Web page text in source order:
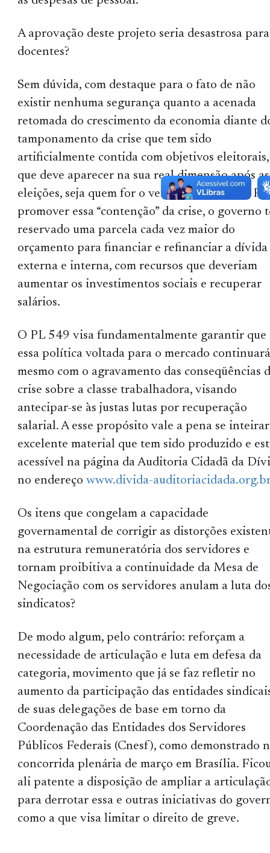
A aprovação deste projeto seria desastrosa
docentes?
Sem dúvida, com destaque para o fato de não
existir nenhuma segurança quanto a acenada
retomada do crescimento da economia diante
tamponamento da crise que tem sido
artificialmente contida com objetivos
que deve aparecer na sua real dimensão após as
eleições, seja quem for o vencedor do pleito.
promover essa “contenção” da crise, o governo
reservado uma parcela cada vez maior do
orçamento para financiar e refinanciar a dívida
externa e interna, com recursos que deveriam
aumentar os investimentos sociais e recuperar
salários.
O PL 549 visa fundamentalmente garantir que
essa política voltada para o mercado
mesmo com o agravamento das conseqüências
crise sobre a classe trabalhadora, visando
antecipar-se às justas lutas por recuperação
salarial. A esse propósito vale a pena se
excelente material que tem sido produzido e
acessível na página da Auditoria Cidadã da
no endereçowww.divida-
Os itens que congelam a capacidade
governamental de corrigir as distorções
na estrutura remuneratória dos servidores e
tornam proibitiva a continuidade da Mesa de
Negociação com os servidores anulam a luta
sindicatos?
De modo algum, pelo contrário: reforçam a
necessidade de articulação e luta em defesa da
categoria, movimento que já se faz refletir no
aumento da participação das entidades
de suas delegações de base em torno da
Coordenação das Entidades dos Servidores
Públicos Federais (Cnesf), como demonstrado
concorrida plenária de março em Brasília.
ali patente a disposição de ampliar a
para derrotar essa e outras iniciativas do
como a que visa limitar o direito de greve.